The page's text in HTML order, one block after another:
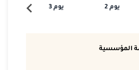
برشلونة التفاصيل يوم 2 يوم3
المؤسسية